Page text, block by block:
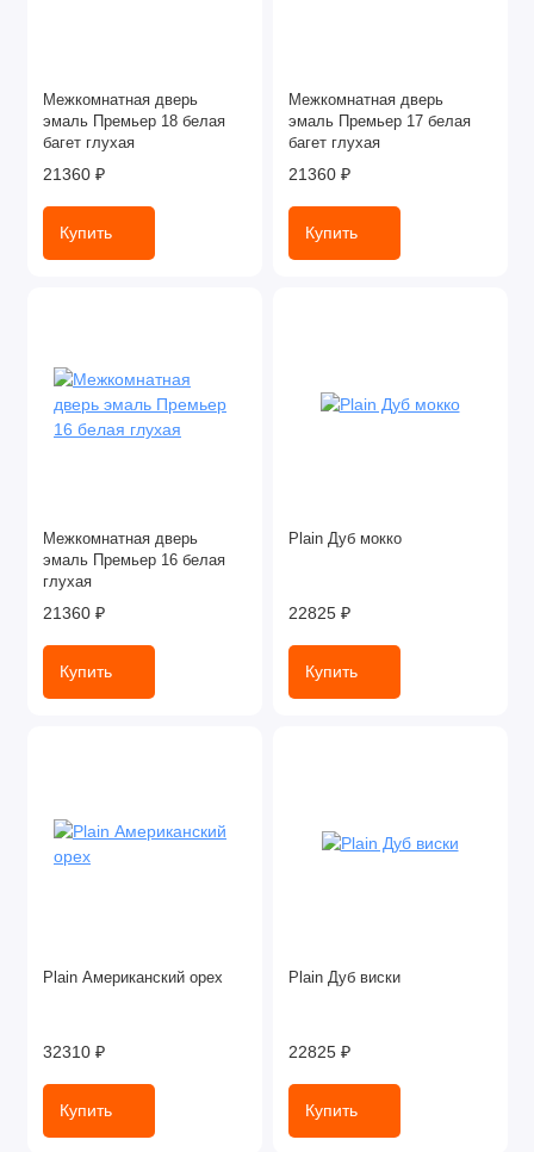
Межкомнатная дверь
эмаль Премьер 18 белая
багет глухая
21360 ₽
Купить
Межкомнатная дверь
эмаль Премьер 17 белая
багет глухая
21360 ₽
Купить
Межкомнатная дверь
эмаль Премьер 16 белая
глухая
21360 ₽
Купить
Plain Дуб мокко
22825 ₽
Купить
Plain Американский орех
32310 ₽
Купить
Plain Дуб виски
22825 ₽
Купить